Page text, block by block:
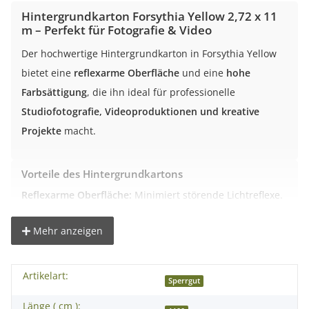
Hintergrundkarton Forsythia Yellow 2,72 x 11
m – Perfekt für Fotografie & Video
Der hochwertige Hintergrundkarton in Forsythia Yellow
bietet eine reflexarme Oberfläche und eine hohe
Farbsättigung, die ihn ideal für professionelle
Studiofotografie, Videoproduktionen und kreative
Projekte macht.
Vorteile des Hintergrundkartons
Reflexarme Oberfläche: Minimiert störende Lichtreflexe.
Kräftige, satte Farbe:
Aufnahmen.
Geeignet für Studio, Video,
Mehr anzeigen
Artikelart: Sperrgut
Länge ( cm ):